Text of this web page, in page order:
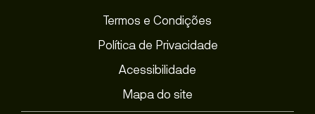
Termos e Condições
Política de Privacidade
Acessibilidade
Mapa do site